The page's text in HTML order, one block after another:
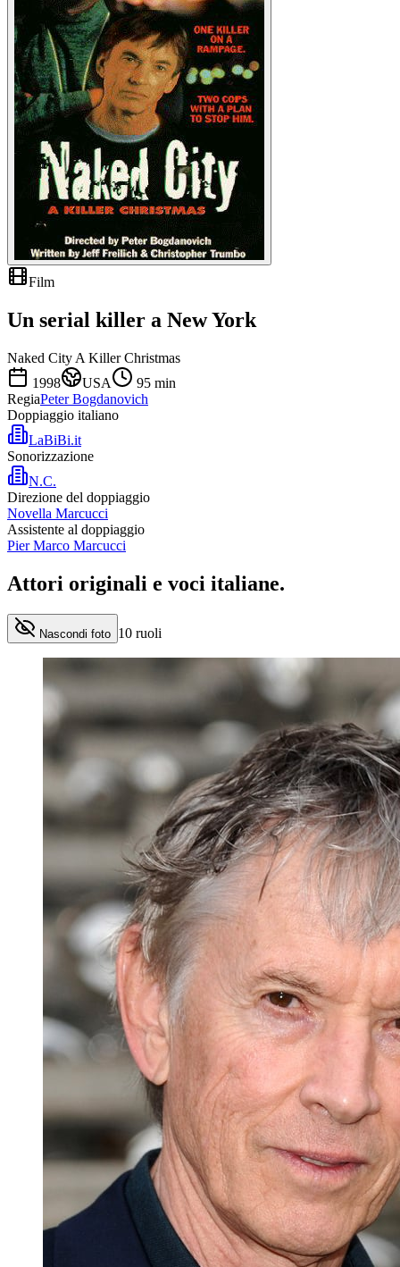
Film
Un serial killer a New York
Naked City A Killer Christmas
1998
USA 95 min
RegiaPeter Bogdanovich
Doppiaggio italiano
LaBiBi.it
Sonorizzazione
N.C.
Direzione del doppiaggio
Novella Marcucci
Assistente al doppiaggio
Pier Marco Marcucci
Attori originali e voci italiane.
Nascondi foto 10 ruoli